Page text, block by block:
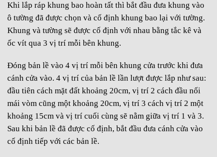
Khi lắp ráp khung bao hoàn tất thì bắt đầu đưa khung vào
ô tường đã được chọn và cố định khung bao lại với tường.
Khung và tường sẽ được cố định với nhau bằng tắc kê và
ốc vít qua 3 vị trí mỗi bên khung.
Đóng bản lề vào 4 vị trí mỗi bên khung cửa trước khi đưa
cánh cửa vào. 4 vị trí của bản lề lần lượt được lắp như sau:
đầu tiên cách mặt đất khoảng 20cm, vị trí 2 cách đầu nối
mái vòm cũng một khoảng 20cm, vị trí 3 cách vị trí 2 một
khoảng 15cm và vị trí cuối cùng sẽ nằm giữa vị trí 1 và 3.
Sau khi bản lề đã được cố định, bắt đầu đưa cánh cửa vào
cố định tiếp với các bản lề.